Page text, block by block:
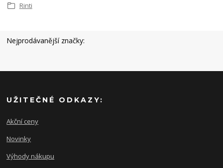
Rinti
Nejprodávanější značky:
UŽITEČNÉ ODKAZY:
Akční ceny
Novinky
Výhody nákupu